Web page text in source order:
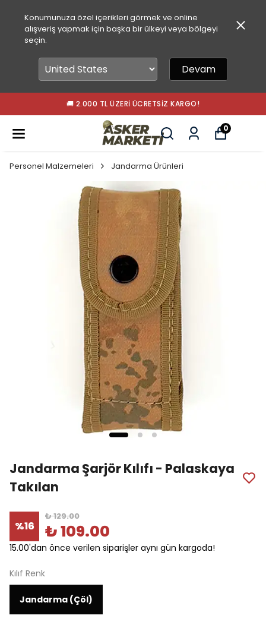
Konumunuza özel içerikleri görmek ve online
alışveriş yapmak için başka bir ülkeyi veya bölgeyi
seçin.
Devam
🚚 2.000 TL ÜZERI ÜCRETSIZ KARGO!
0
Personel Malzemeleri Jandarma Ürünleri
Jandarma Şarjör Kılıfı - Palaskaya
Takılan
%16
₺ 129.00
₺ 109.00
15.00'dan önce verilen siparişler aynı gün kargoda!
Kılıf Renk
Jandarma (Çöl)